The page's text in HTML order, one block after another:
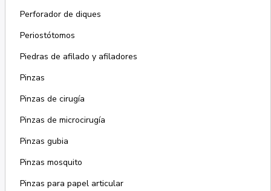
Perforador de diques
Periostótomos
Piedras de afilado y afiladores
Pinzas
Pinzas de cirugía
Pinzas de microcirugía
Pinzas gubia
Pinzas mosquito
Pinzas para papel articular